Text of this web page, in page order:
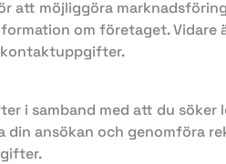
att möjliggöra
om företaget.
kontaktuppgifter.
i samband med att du
ansökan och genomföra